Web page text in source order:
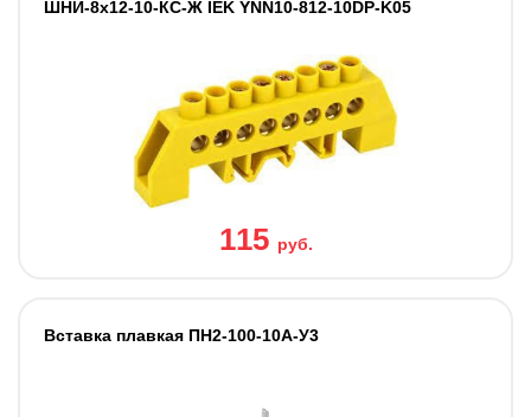
ШНИ-8х12-10-КС-Ж IEK YNN10-812-10DP-K05
115 руб.
Вставка плавкая ПН2-100-10А-У3